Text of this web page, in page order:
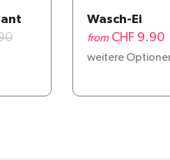
Wasch-Ei
from CHF 9.90
weitere